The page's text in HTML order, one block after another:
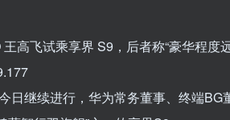
高飞试乘享界 S9，后者称“豪华程度
日继续进行，华为常务董事、终端